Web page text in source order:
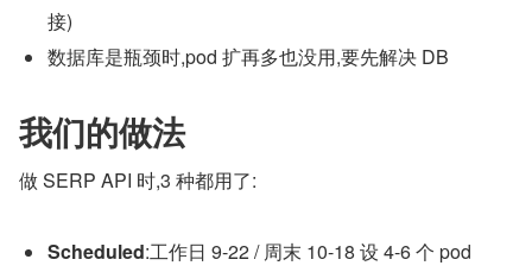
接)
数据库是瓶颈时,pod 扩再多也没用,要先解决 DB
我们的做法
做 SERP API 时,3 种都用了:
Scheduled:工作日 9-22 / 周末 10-18 设 4-6 个 pod